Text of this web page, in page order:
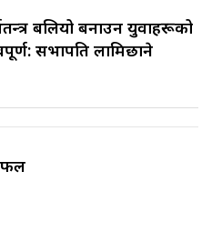
बलियो बनाउन युवाहरूको
सभापति लामिछाने